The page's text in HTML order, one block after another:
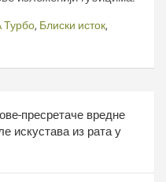
, Блиски исток,
пресретаче вредне
искустава из рата у